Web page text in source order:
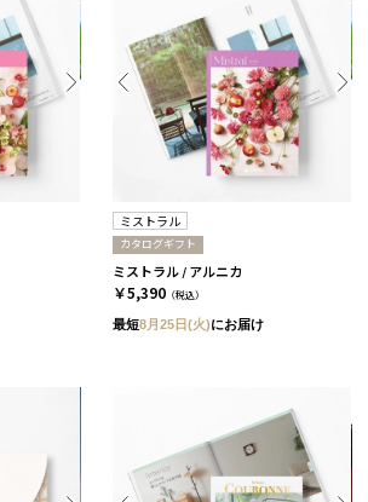
ミストラル
カタログギフト
ミストラル / アルニカ
￥5,390 （税込）
最短8月25日(火)にお届け